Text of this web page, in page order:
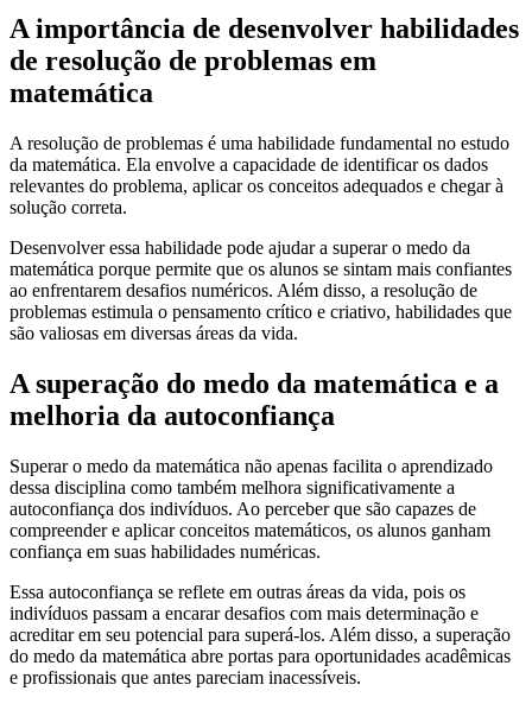
A importância de desenvolver habilidades
de resolução de problemas em
matemática
A resolução de problemas é uma habilidade fundamental no estudo
da matemática. Ela envolve a capacidade de identificar os dados
relevantes do problema, aplicar os conceitos adequados e chegar à
solução correta.
Desenvolver essa habilidade pode ajudar a superar o medo da
matemática porque permite que os alunos se sintam mais confiantes
ao enfrentarem desafios numéricos. Além disso, a resolução de
problemas estimula o pensamento crítico e criativo, habilidades que
são valiosas em diversas áreas da vida.
A superação do medo da matemática e a
melhoria da autoconfiança
Superar o medo da matemática não apenas facilita o aprendizado
dessa disciplina como também melhora significativamente a
autoconfiança dos indivíduos. Ao perceber que são capazes de
compreender e aplicar conceitos matemáticos, os alunos ganham
confiança em suas habilidades numéricas.
Essa autoconfiança se reflete em outras áreas da vida, pois os
indivíduos passam a encarar desafios com mais determinação e
acreditar em seu potencial para superá-los. Além disso, a superação
do medo da matemática abre portas para oportunidades acadêmicas
e profissionais que antes pareciam inacessíveis.